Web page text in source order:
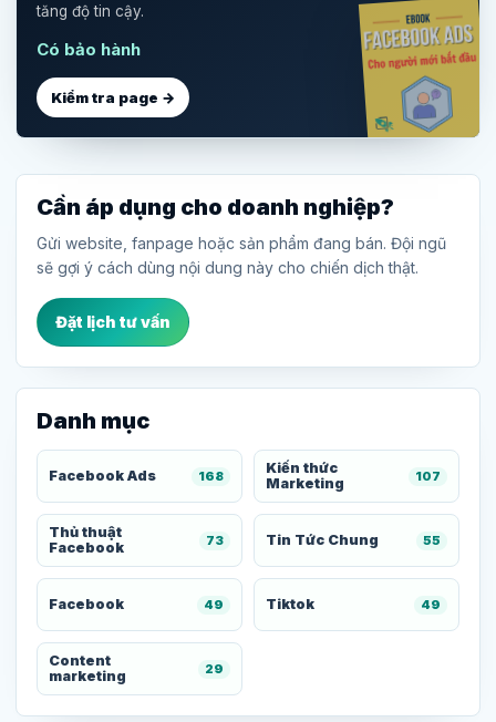
tăng độ tin cậy.
Có bảo hành
Kiểm tra page →
Cần áp dụng cho doanh nghiệp?
Gửi website, fanpage hoặc sản phẩm đang bán. Đội ngũ
sẽ gợi ý cách dùng nội dung này cho chiến dịch thật.
Đặt lịch tư vấn
Danh mục
Facebook Ads 168
Kiến thức
Marketing
107
Thủ thuật
Facebook
73 Tin Tức Chung 55
Facebook 49 Tiktok 49
Content
marketing
29